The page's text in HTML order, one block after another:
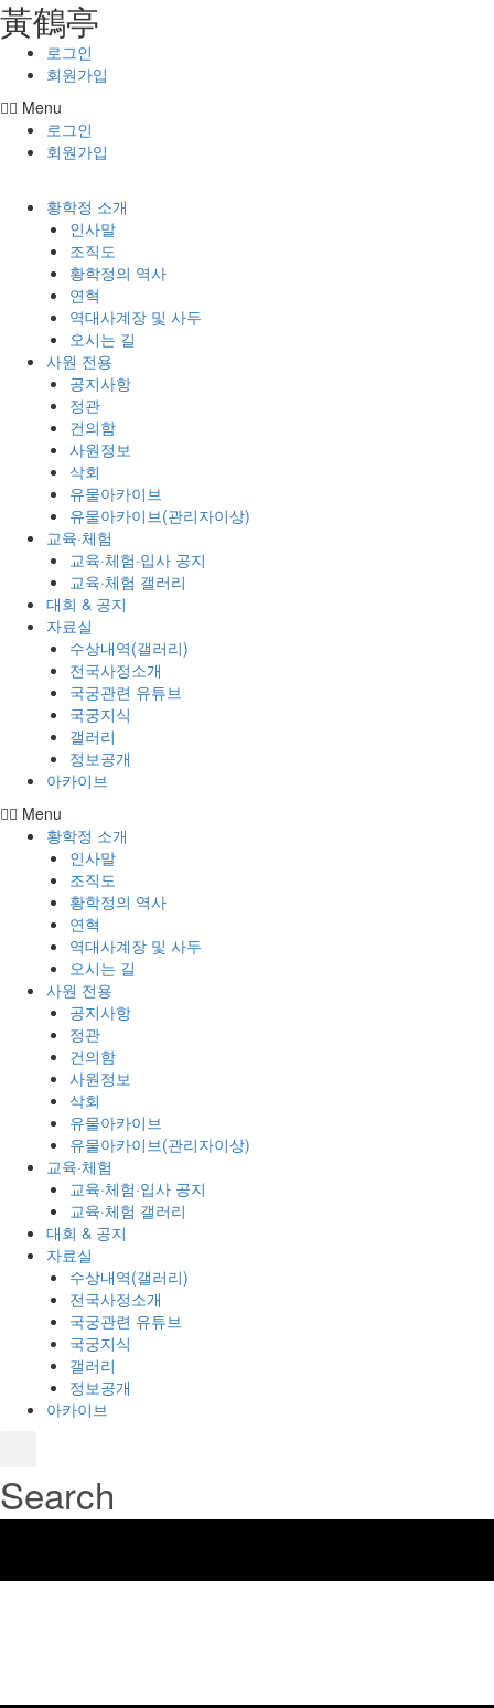
콘텐츠로
건너뛰기
⿈鶴亭
로그인
회원가입
Menu
로그인
회원가입
황학정 소개
인사말
조직도
황학정의 역사
연혁
역대사계장 및 사두
오시는 길
사원 전용
공지사항
정관
건의함
사원정보
삭회
유물아카이브
유물아카이브(관리자이상)
교육·체험
교육·체험·입사 공지
교육·체험 갤러리
대회 & 공지
자료실
수상내역(갤러리)
전국사정소개
국궁관련 유튜브
국궁지식
갤러리
정보공개
아카이브
Menu
황학정 소개
인사말
조직도
황학정의 역사
연혁
역대사계장 및 사두
오시는 길
사원 전용
공지사항
정관
건의함
사원정보
삭회
유물아카이브
유물아카이브(관리자이상)
교육·체험
교육·체험·입사 공지
교육·체험 갤러리
대회 & 공지
자료실
수상내역(갤러리)
전국사정소개
국궁관련 유튜브
국궁지식
갤러리
정보공개
아카이브
Search